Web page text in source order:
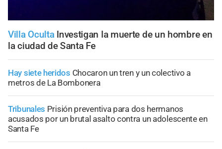
Villa Oculta Investigan la muerte de un hombre en
la ciudad de Santa Fe
Hay siete heridos Chocaron un tren y un colectivo a
metros de La Bombonera
Tribunales Prisión preventiva para dos hermanos
acusados por un brutal asalto contra un adolescente en
Santa Fe